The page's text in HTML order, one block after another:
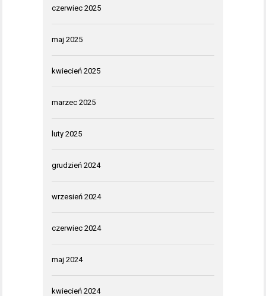
czerwiec 2025
maj 2025
kwiecień 2025
marzec 2025
luty 2025
grudzień 2024
wrzesień 2024
czerwiec 2024
maj 2024
kwiecień 2024